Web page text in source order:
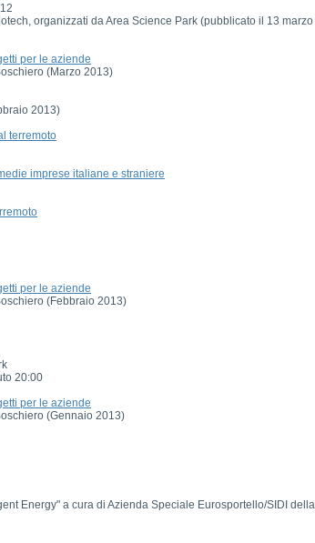
organizzati da Area Science Park (pubblicato il 13 marzo
per le aziende
(Marzo 2013)
2013)
terremoto
imprese italiane e straniere
per le aziende
(Febbraio 2013)
20:00
per le aziende
(Gennaio 2013)
Energy" a cura di Azienda Speciale Eurosportello/SIDI della